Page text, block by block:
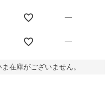
—
—
在庫がございません。